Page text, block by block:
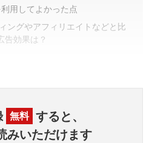
用してよかった点
ングやアフィリエイトなどと比
告効果は？
無料 すると、
みいただけます